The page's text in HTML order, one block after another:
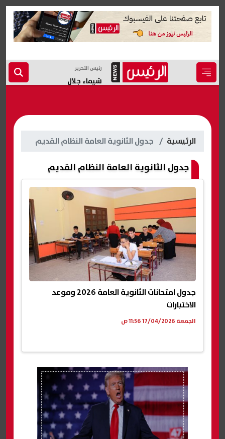
رئيس التحرير
شيماء جلال
الرئيسية جدول الثانوية العامة النظام القديم
جدول الثانوية العامة النظام القديم
جدول امتحانات الثانوية العامة 2026 وموعد
الاختبارات
الجمعة 17/04/2026 11:56 ص